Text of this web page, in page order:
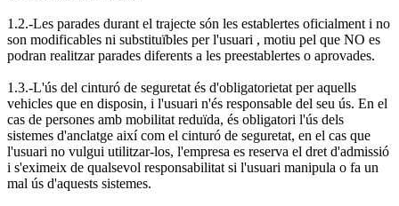
1.2.-Les parades durant el trajecte són les establertes oficialment i no
son modificables ni substituïbles per l'usuari , motiu pel que NO es
podran realitzar parades diferents a les preestablertes o aprovades.
1.3.-L'ús del cinturó de seguretat és d'obligatorietat per aquells
vehicles que en disposin, i l'usuari n'és responsable del seu ús. En el
cas de persones amb mobilitat reduïda, és obligatori l'ús dels
sistemes d'anclatge així com el cinturó de seguretat, en el cas que
l'usuari no vulgui utilitzar-los, l'empresa es reserva el dret d'admissió
i s'eximeix de qualsevol responsabilitat si l'usuari manipula o fa un
mal ús d'aquests sistemes.